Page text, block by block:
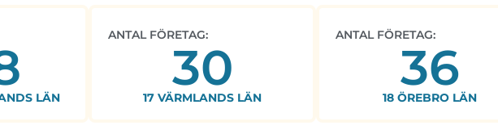
LÄN
ANTAL FÖRETAG:
30
17 VÄRMLANDS LÄN
ANTAL FÖRETAG:
36
18 ÖREBRO LÄN